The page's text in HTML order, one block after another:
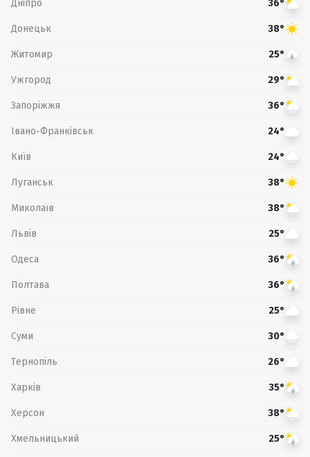
Дніпро 36°
Донецьк 38°
Житомир 25°
Ужгород 29°
Запоріжжя 36°
Івано-Франківськ 24°
Київ 24°
Луганськ 38°
Миколаїв 38°
Львів 25°
Одеса 36°
Полтава 36°
Рівне 25°
Суми 30°
Тернопіль 26°
Харків 35°
Херсон 38°
Хмельницький 25°